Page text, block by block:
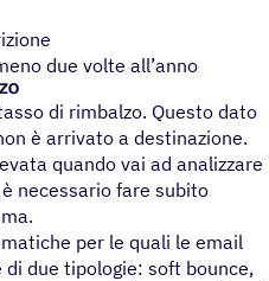
due volte all’anno
di rimbalzo. Questo dato
è arrivato a destinazione.
quando vai ad analizzare
necessario fare subito
per le quali le email
di due tipologie: soft bounce,